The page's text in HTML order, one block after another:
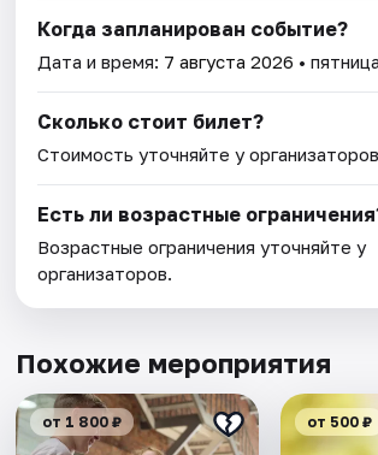
Когда запланирован событие?
Дата и время: 7 августа 2026 •
Сколько стоит билет?
Стоимость уточняйте у
Есть ли возрастные
Возрастные ограничения уточняйте у
организаторов.
Похожие мероприятия
от 1 800 ₽ от 500 ₽